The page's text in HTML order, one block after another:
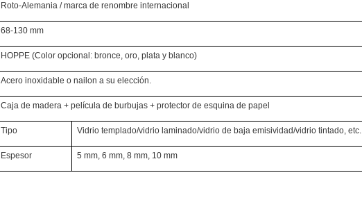
Roto-Alemania / marca de renombre internacional
68-130 mm
HOPPE (Color opcional: bronce, oro, plata y blanco)
Acero inoxidable o nailon a su elección.
Caja de madera + película de burbujas + protector de esquina de papel
Tipo Vidrio templado/vidrio laminado/vidrio de baja emisividad/vidrio tintado, etc.
Espesor 5 mm, 6 mm, 8 mm, 10 mm